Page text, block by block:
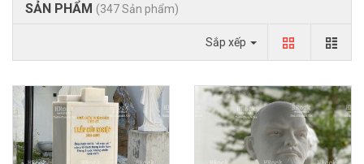
SẢN PHẨM (347 Sản phẩm)
Sắp xếp